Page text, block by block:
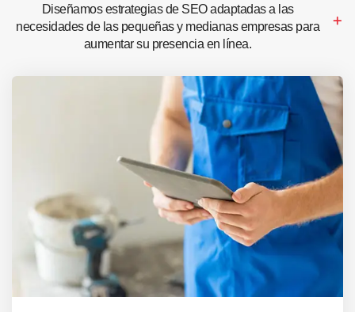
Diseñamos estrategias de SEO adaptadas a las
necesidades de las pequeñas y medianas empresas para
aumentar su presencia en línea.